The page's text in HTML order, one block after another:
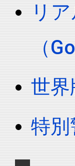
リ
（
世
特